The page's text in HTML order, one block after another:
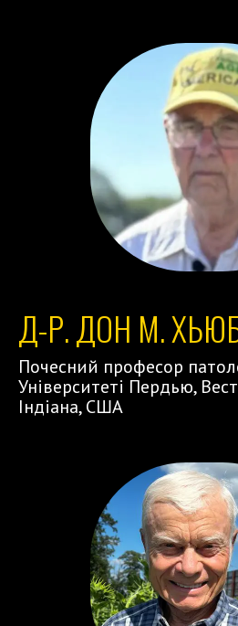
Д-Р. ДОН М.
Почесний професор
Університеті Пердью,
Індіана, США